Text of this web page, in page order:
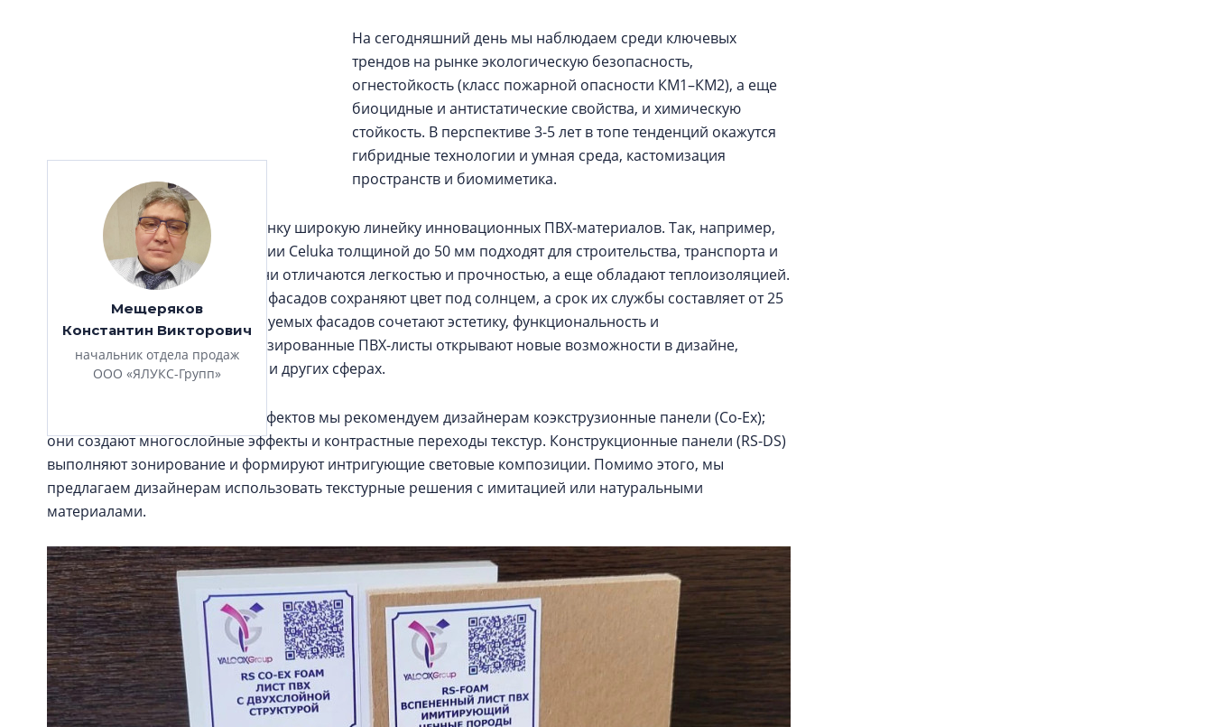
Мещеряков
Константин Викторович
начальник отдела продаж
ООО «ЯЛУКС-Групп»
На сегодняшний день мы наблюдаем среди ключевых
трендов на рынке экологическую безопасность,
огнестойкость (класс пожарной опасности КМ1–КМ2), а еще
биоцидные и антистатические свойства, и химическую
стойкость. В перспективе 3-5 лет в топе тенденций окажутся
гибридные технологии и умная среда, кастомизация
пространств и биомиметика.
Наша компания предлагает рынку широкую линейку инновационных ПВХ-материалов. Так, например,
вспененные листы по технологии Celuka толщиной до 50 мм подходят для строительства, транспорта и
малых архитектурных форм. Они отличаются легкостью и прочностью, а еще обладают теплоизоляцией.
УФ-стойкие цветные листы для фасадов сохраняют цвет под солнцем, а срок их службы составляет от 25
до 40 лет. Панели для вентилируемых фасадов сочетают эстетику, функциональность и
энергоэффективность, металлизированные ПВХ-листы открывают новые возможности в дизайне,
архитектуре, машиностроении и других сферах.
Для необычных визуальных эффектов мы рекомендуем дизайнерам коэкструзионные панели (Co-Ex);
они создают многослойные эффекты и контрастные переходы текстур. Конструкционные панели (RS-DS)
выполняют зонирование и формируют интригующие световые композиции. Помимо этого, мы
предлагаем дизайнерам использовать текстурные решения с имитацией или натуральными
материалами.